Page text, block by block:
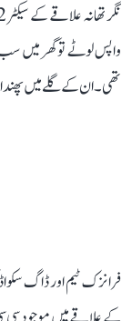
واپس لوٹے تو گھر میں سب
تھی۔ ان کے گلے میں
فرانزک ٹیم اور ڈاگ